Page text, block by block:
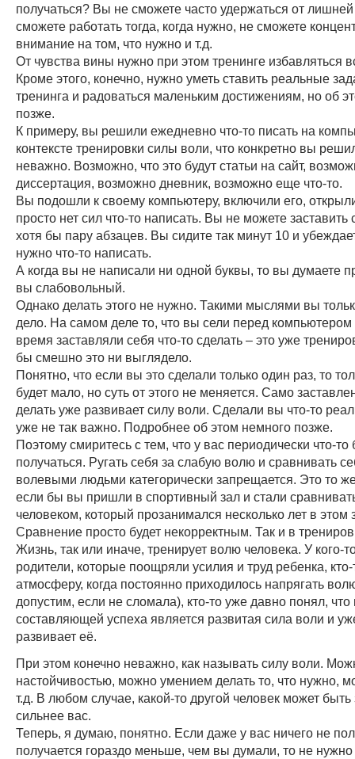
получаться? Вы не сможете часто удержаться от
сможете работать тогда, когда нужно, не сможете
внимание на том, что нужно и т.д.
От чувства вины нужно при этом тренинге избавляться
Кроме этого, конечно, нужно уметь ставить реальные
тренинга и радоваться маленьким достижениям, но об
позже.
К примеру, вы решили ежедневно что-то писать на
контексте тренировки силы воли, что конкретно вы
неважно. Возможно, что это будут статьи на сайт,
диссертация, возможно дневник, возможно еще что-то.
Вы подошли к своему компьютеру, включили его,
просто нет сил что-то написать. Вы не можете заставить
хотя бы пару абзацев. Вы сидите так минут 10 и
нужно что-то написать.
А когда вы не написали ни одной буквы, то вы думаете
вы слабовольный.
Однако делать этого не нужно. Такими мыслями вы
дело. На самом деле то, что вы сели перед компьютером
время заставляли себя что-то сделать – это уже
бы смешно это ни выглядело.
Понятно, что если вы это сделали только один раз, то
будет мало, но суть от этого не меняется. Само
делать уже развивает силу воли. Сделали вы что-то
уже не так важно. Подробнее об этом немного позже.
Поэтому смиритесь с тем, что у вас периодически что-то
получаться. Ругать себя за слабую волю и сравнивать
волевыми людьми категорически запрещается. Это то
если бы вы пришли в спортивный зал и стали
человеком, который прозанимался несколько лет в этом
Сравнение просто будет некорректным. Так и в
Жизнь, так или иначе, тренирует волю человека. У кого-
родители, которые поощряли усилия и труд ребенка,
атмосферу, когда постоянно приходилось напрягать
допустим, если не сломала), кто-то уже давно понял, что
составляющей успеха является развитая сила воли и
развивает её.
При этом конечно неважно, как называть силу воли.
настойчивостью, можно умением делать то, что нужно,
т.д. В любом случае, какой-то другой человек может
сильнее вас.
Теперь, я думаю, понятно. Если даже у вас ничего не
получается гораздо меньше, чем вы думали, то не нужно